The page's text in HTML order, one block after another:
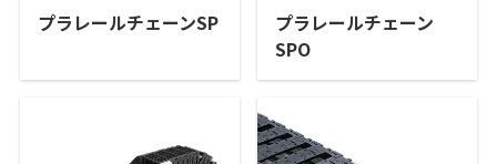
プラレールチェーンSP
プラレールチェーン
SPO